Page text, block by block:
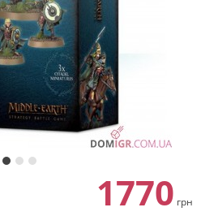
1770 грн